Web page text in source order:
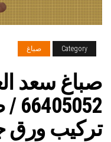
Category صباغ
صباغ سعد
تركيب ورق